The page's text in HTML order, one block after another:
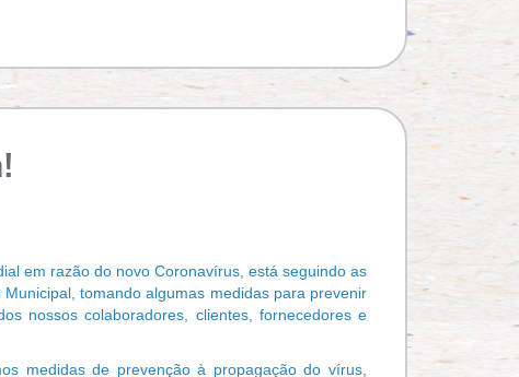
em razão do novo Coronavírus, está seguindo as
tomando algumas medidas para prevenir
nossos colaboradores, clientes, fornecedores e
medidas de prevenção à propagação do vírus,